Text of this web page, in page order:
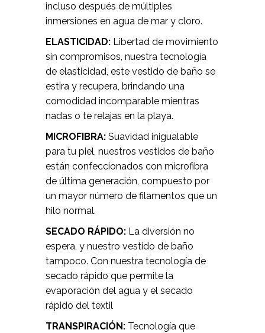
incluso después de múltiples
inmersiones en agua de mar y cloro.
ELASTICIDAD: Libertad de movimiento
sin compromisos, nuestra tecnología
de elasticidad, este vestido de baño se
estira y recupera, brindando una
comodidad incomparable mientras
nadas o te relajas en la playa.
MICROFIBRA: Suavidad inigualable
para tu piel, nuestros vestidos de baño
están confeccionados con microfibra
de última generación, compuesto por
un mayor número de filamentos que un
hilo normal.
SECADO RÁPIDO: La diversión no
espera, y nuestro vestido de baño
tampoco. Con nuestra tecnología de
secado rápido que permite la
evaporación del agua y el secado
rápido del textil
TRANSPIRACIÓN: Tecnología que